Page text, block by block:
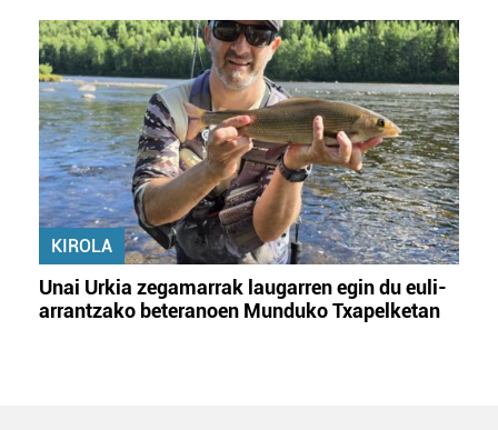
KIROLA
Unai Urkia zegamarrak laugarren egin du euli-
arrantzako beteranoen Munduko Txapelketan